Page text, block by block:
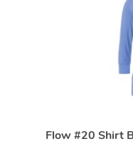
Flow #20 Shirt